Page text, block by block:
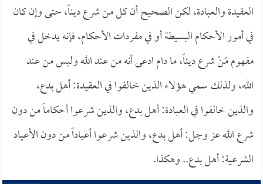
العقيدة والعبادة، لكن الصحيح أن كل من شرع ديناً، حتى وإن كان
في أمور الأحكام البسيطة أو في مفردات الأحكام، فإنه يدخل في
مفهوم مَنْ شرع ديناً، ما دام ادعى أنه من عند الله وليس من عند
الله، ولذلك سمي هؤلاء الذين خالفوا في العقيدة: أهل بدع،
والذين خالفوا في العبادة: أهل بدع، والذين شرعوا أحكاماً من دون
شرع الله عز وجل: أهل بدع، والذين شرعوا أعياداً من دون الأعياد
الشرعية: أهل بدع.. وهكذا.